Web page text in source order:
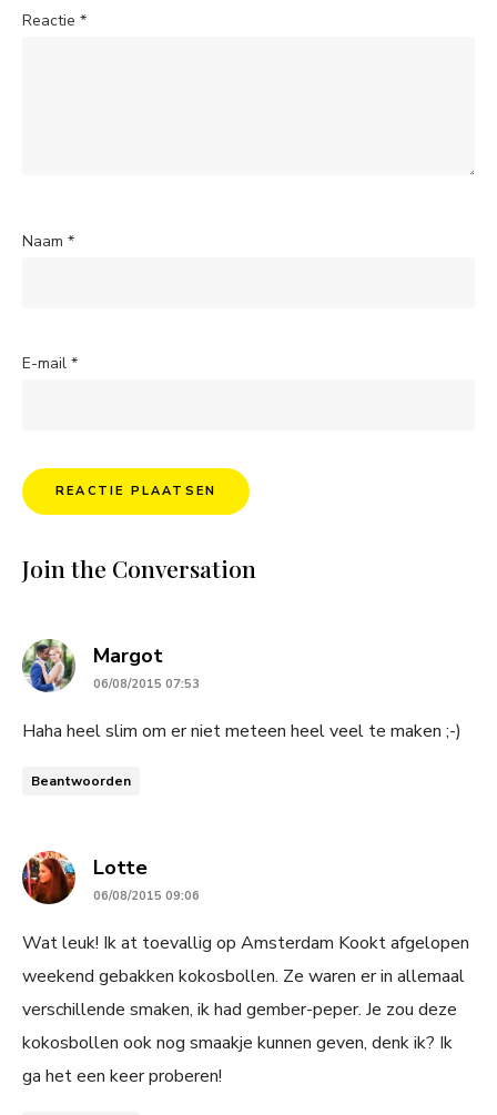
Reactie *
Naam *
E-mail *
Join the Conversation
Margotsays:
06/08/2015 07:53
Haha heel slim om er niet meteen heel veel te maken ;-)
Beantwoorden
Lottesays:
06/08/2015 09:06
Wat leuk! Ik at toevallig op Amsterdam Kookt afgelopen
weekend gebakken kokosbollen. Ze waren er in allemaal
verschillende smaken, ik had gember-peper. Je zou deze
kokosbollen ook nog smaakje kunnen geven, denk ik? Ik
ga het een keer proberen!